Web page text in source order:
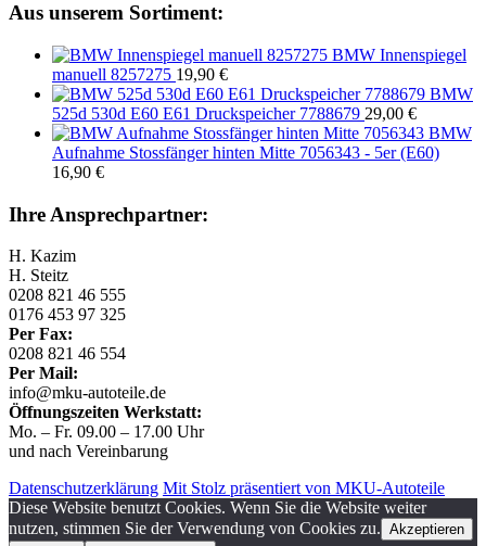
Aus unserem Sortiment:
BMW Innenspiegel
manuell 8257275 19,90 €
BMW
525d 530d E60 E61 Druckspeicher 7788679 29,00 €
BMW
Aufnahme Stossfänger hinten Mitte 7056343 - 5er (E60)
16,90 €
Ihre Ansprechpartner:
H. Kazim
H. Steitz
0208 821 46 555
0176 453 97 325
Per Fax:
0208 821 46 554
Per Mail:
info@mku-autoteile.de
Öffnungszeiten Werkstatt:
Mo. – Fr. 09.00 – 17.00 Uhr
und nach Vereinbarung
Datenschutzerklärung Mit Stolz präsentiert von MKU-Autoteile
Diese Website benutzt Cookies. Wenn Sie die Website weiter
nutzen, stimmen Sie der Verwendung von Cookies zu. Akzeptieren